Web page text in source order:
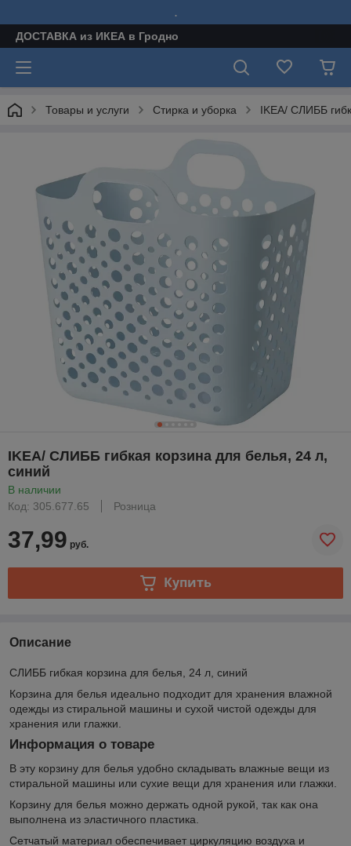
.
ДОСТАВКА из ИКЕА в Гродно
Товары и услуги Стирка и уборка IKEA/ СЛИББ
IKEA/ СЛИББ гибкая корзина для белья, 24 л,
синий
В наличии
Код: 305.677.65
Розница
37,99 руб.
Купить
Описание
СЛИББ гибкая корзина для белья, 24 л, синий
Корзина для белья идеально подходит для хранения влажной
одежды из стиральной машины и сухой чистой одежды для
хранения или глажки.
Информация о товаре
В эту корзину для белья удобно складывать влажные вещи из
стиральной машины или сухие вещи для хранения или глажки.
Корзину для белья можно держать одной рукой, так как она
выполнена из эластичного пластика.
Сетчатый материал обеспечивает циркуляцию воздуха и